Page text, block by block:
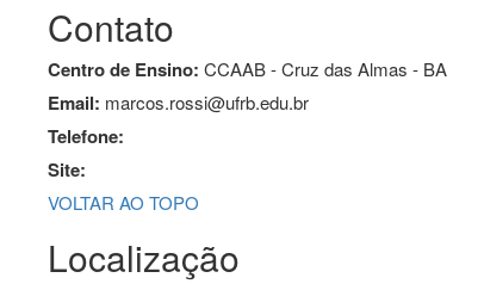
Contato
Centro de Ensino: CCAAB - Cruz das Almas - BA
Email: marcos.rossi@ufrb.edu.br
Telefone:
Site:
VOLTAR AO TOPO
Localização